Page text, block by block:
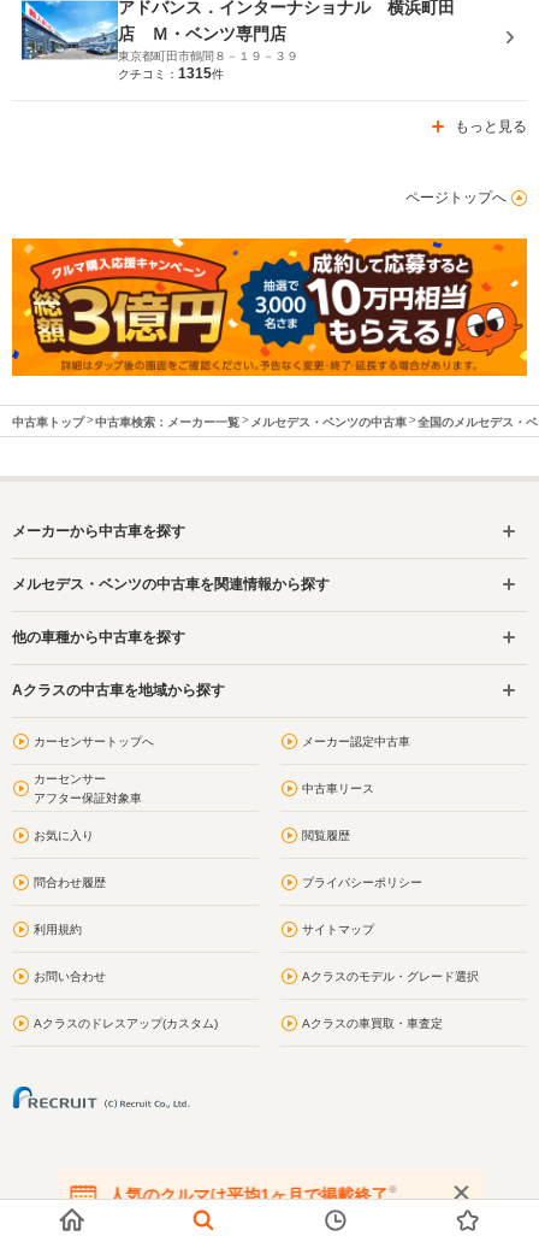
アドバンス．インターナショナル 横浜町田
店 Ｍ・ベンツ専門店
東京都町田市鶴間８－１９－３９
クチコミ： 1315件
もっと見る
ページトップへ
中古車トップ 中古車検索：メーカー一覧 メルセデス・ベンツの中古車 全国のメルセデス・
メーカーから中古車を探す
メルセデス・ベンツの中古車を関連情報から探す
他の車種から中古車を探す
Aクラスの中古車を地域から探す
カーセンサートップへ メーカー認定中古車
カーセンサー
アフター保証対象車
中古車リース
お気に入り 閲覧履歴
問合わせ履歴 プライバシーポリシー
利用規約 サイトマップ
お問い合わせ Aクラスのモデル・グレード選択
Aクラスのドレスアップ(カスタム) Aクラスの車買取・車査定
人気のクルマは平均1ヶ月で掲載終了※
在庫が無くなる前にお問い合わせください